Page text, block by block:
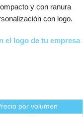
y con ranura
con logo.
el logo de tu empresa
por volumen